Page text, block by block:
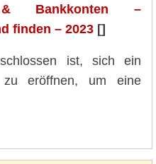
& Bankkonten –
finden – 2023 []
ist, sich ein
zu eröffnen, um eine